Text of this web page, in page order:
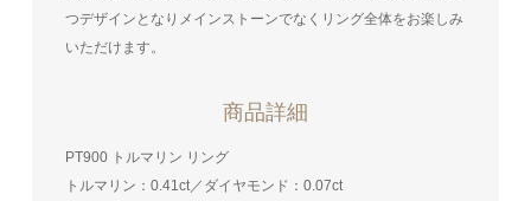
つデザインとなりメインストーンでなくリング全体をお楽しみ
いただけます。
商品詳細
PT900 トルマリン リング
トルマリン：0.41ct／ダイヤモンド：0.07ct